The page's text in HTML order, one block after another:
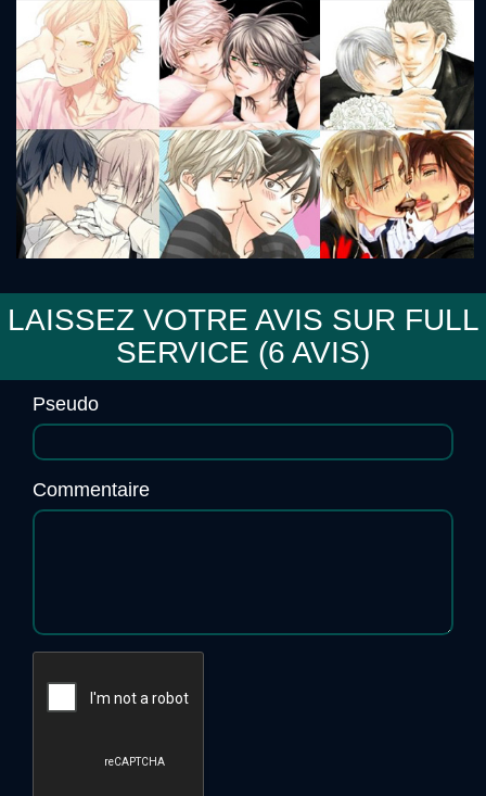
Semantic Error
LAISSEZ VOTRE AVIS SUR FULL
SERVICE (6 AVIS)
Pseudo
Commentaire